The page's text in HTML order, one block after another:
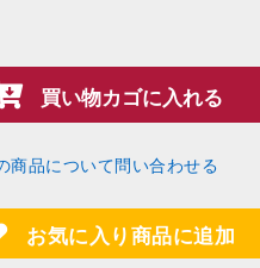
買い物カゴに入れる
商品について問い合わせる
お気に入り商品に追加